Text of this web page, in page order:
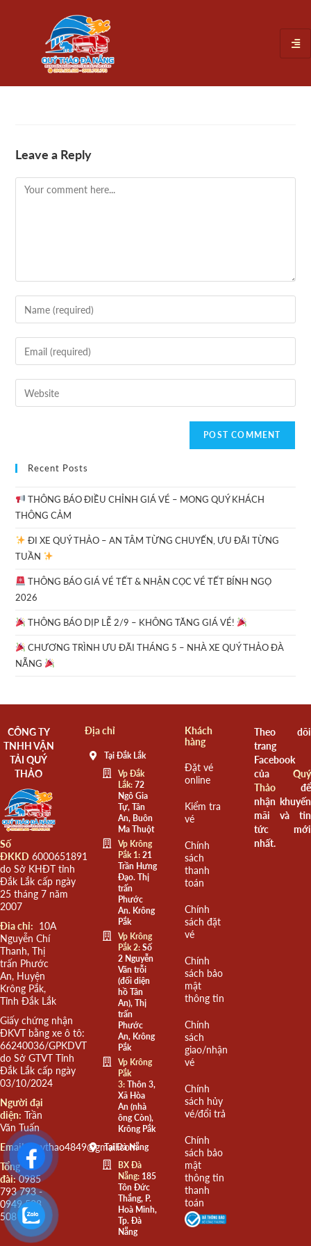
Leave a Reply
Recent Posts
THÔNG BÁO ĐIỀU CHỈNH GIÁ VÉ – MONG QUÝ KHÁCH
THÔNG CẢM
ĐI XE QUÝ THẢO – AN TÂM TỪNG CHUYẾN, ƯU ĐÃI TỪNG
TUẦN
THÔNG BÁO GIÁ VÉ TẾT & NHẬN CỌC VÉ TẾT BÍNH NGỌ
2026
THÔNG BÁO DỊP LỄ 2/9 – KHÔNG TĂNG GIÁ VÉ!
CHƯƠNG TRÌNH ƯU ĐÃI THÁNG 5 – NHÀ XE QUÝ THẢO ĐÀ
NẴNG
CÔNG TY
TNHH VẬN
TẢI QUÝ
THẢO
Số
ĐKKD 6000651891
do Sở KHĐT tỉnh
Đắk Lắk cấp ngày
25 tháng 7 năm
2007
Đia chỉ: 10A
Nguyễn Chí
Thanh, Thị
trấn Phước
An, Huyện
Krông Pắk,
Tỉnh Đắk Lắk
Giấy chứng nhận
ĐKVT bằng xe ô tô:
66240036/GPKDVT
do Sở GTVT Tỉnh
Đắk Lắk cấp ngày
03/10/2024
Người đại
diện: Trần
Văn Tuấn
Email: quythao4849@gmail.com
Tổng
đài:0985
793 793 -
0949 508
508
Địa chỉ
Tại Đắk Lắk
Vp Đắk
Lắk:72
Ngô Gia
Tự, Tân
An, Buôn
Ma Thuột
Vp Krông
Pắk 1:21
Trần Hưng
Đạo. Thị
trấn
Phước
An. Krông
Pắk
Vp Krông
Pắk 2:Số
2 Nguyễn
Văn trỗi
(đối diện
hồ Tân
An), Thị
trấn
Phước
An, Krông
Pắk
Vp Krông
Pắk
3:Thôn 3,
Xã Hòa
An (nhà
ông Còn),
Krông Pắk
Tại Đà Nẵng
BX Đà
Nẵng:185
Tôn Đức
Thắng, P.
Hoà Minh,
Tp. Đà
Nẵng
Khách
hàng
Đặt vé
online
Kiểm tra
vé
Chính
sách
thanh
toán
Chính
sách đặt
vé
Chính
sách bảo
mật
thông tin
Chính
sách
giao/nhận
vé
Chính
sách hủy
vé/đổi trả
Chính
sách bảo
mật
thông tin
thanh
toán
Theo dõi
trang
Facebook
của Quý
Thảođể
nhận khuyến
mãi và tin
tức mới
nhất.